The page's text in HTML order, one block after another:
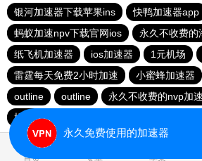
银河加速器下载苹果ins
快鸭加速器app
蚂蚁加速npv下载官网ios
永久不收费的
纸飞机加速器
ios加速器 1元机场
雷霆每天免费2小时加速
小蜜蜂加速器
outline
outline 永久不收费的nvp加
橘子加速器
首页 安卓 苹果
永久免费使用的加速器